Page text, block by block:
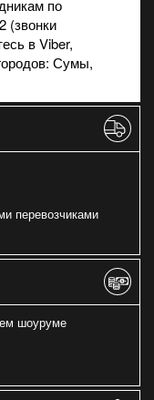
по
(звонки
вViber,
Сумы,
перевозчиками
шоуруме